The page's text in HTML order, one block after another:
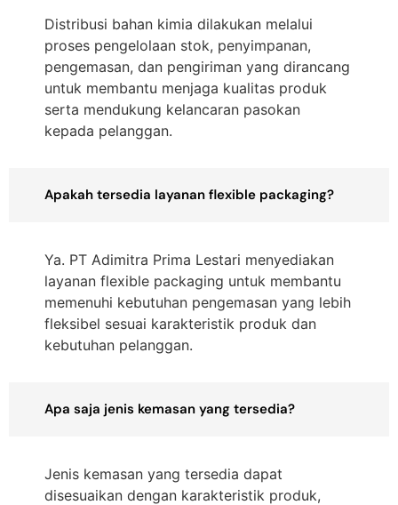
Distribusi bahan kimia dilakukan melalui
proses pengelolaan stok, penyimpanan,
pengemasan, dan pengiriman yang dirancang
untuk membantu menjaga kualitas produk
serta mendukung kelancaran pasokan
kepada pelanggan.
Apakah tersedia layanan flexible packaging?
Ya. PT Adimitra Prima Lestari menyediakan
layanan flexible packaging untuk membantu
memenuhi kebutuhan pengemasan yang lebih
fleksibel sesuai karakteristik produk dan
kebutuhan pelanggan.
Apa saja jenis kemasan yang tersedia?
Jenis kemasan yang tersedia dapat
disesuaikan dengan karakteristik produk,